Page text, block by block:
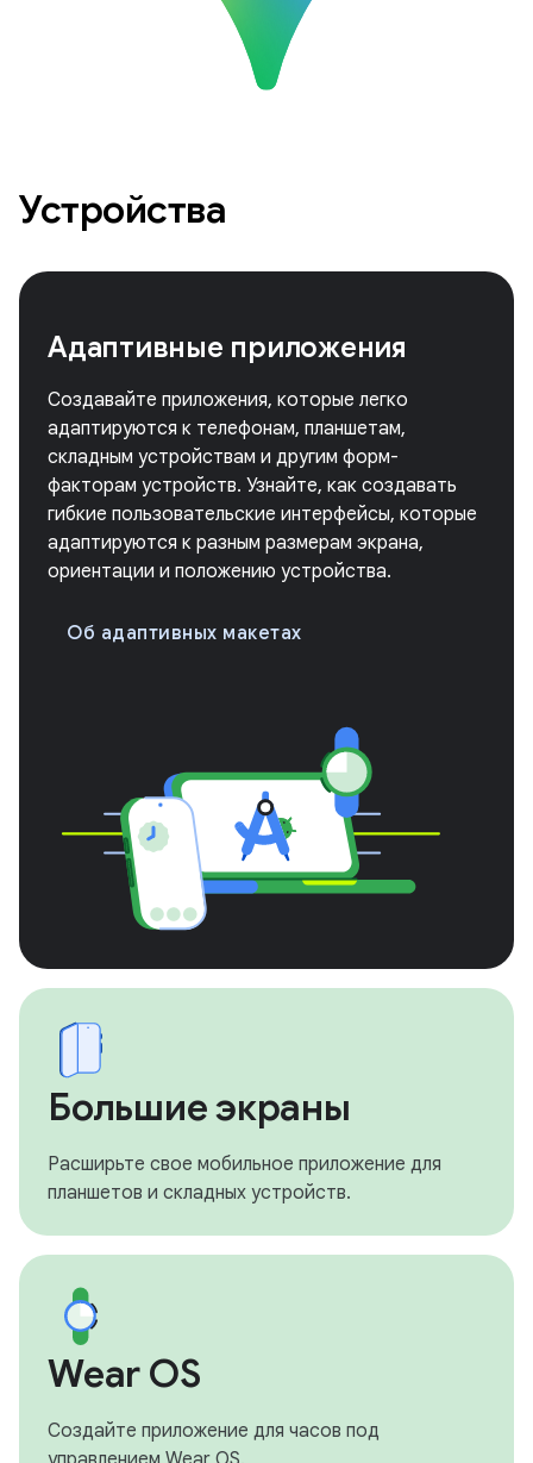
Устройства
Адаптивные приложения
Создавайте приложения, которые легко
адаптируются к телефонам, планшетам,
складным устройствам и другим форм-
факторам устройств. Узнайте, как создавать
гибкие пользовательские интерфейсы, которые
адаптируются к разным размерам экрана,
ориентации и положению устройства.
Об адаптивных макетах
Большие экраны
Расширьте свое мобильное приложение для
планшетов и складных устройств.
Wear OS
Создайте приложение для часов под